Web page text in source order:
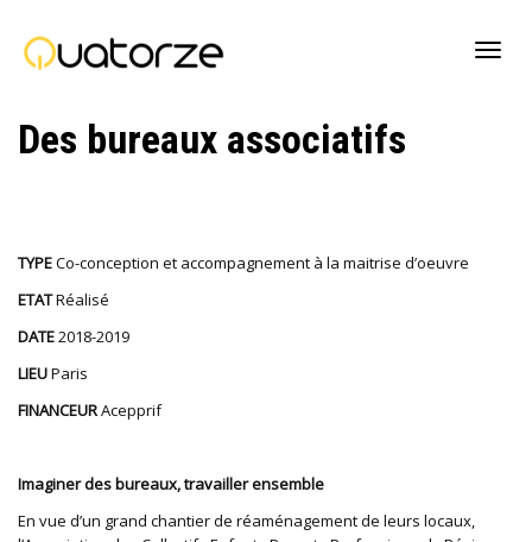
Des bureaux associatifs
TYPECo-conception et accompagnement à la maitrise d’oeuvre
ETATRéalisé
DATE2018-2019
LIEUParis
FINANCEURAcepprif
Imaginer des bureaux, travailler ensemble
En vue d’un grand chantier de réaménagement de leurs locaux,